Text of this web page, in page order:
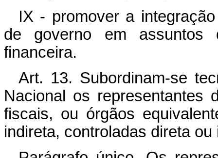
IX - promover a
de governo em assuntos
financeira.
Art. 13. Subordinam-se
Nacional os representantes
fiscais, ou órgãos
indireta, controladas direta